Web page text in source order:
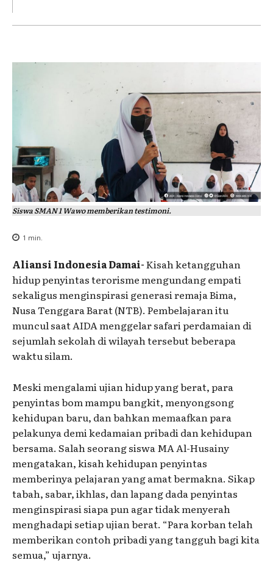
Siswa SMAN 1 Wawo memberikan testimoni.
1 min.
Aliansi Indonesia Damai-Kisah ketangguhan
hidup penyintas terorisme mengundang empati
sekaligus menginspirasi generasi remaja Bima,
Nusa Tenggara Barat (NTB). Pembelajaran itu
muncul saat AIDA menggelar safari perdamaian di
sejumlah sekolah di wilayah tersebut beberapa
waktu silam.
Meski mengalami ujian hidup yang berat, para
penyintas bom mampu bangkit, menyongsong
kehidupan baru, dan bahkan memaafkan para
pelakunya demi kedamaian pribadi dan kehidupan
bersama. Salah seorang siswa MA Al-Husainy
mengatakan, kisah kehidupan penyintas
memberinya pelajaran yang amat bermakna. Sikap
tabah, sabar, ikhlas, dan lapang dada penyintas
menginspirasi siapa pun agar tidak menyerah
menghadapi setiap ujian berat. “Para korban telah
memberikan contoh pribadi yang tangguh bagi kita
semua,” ujarnya.